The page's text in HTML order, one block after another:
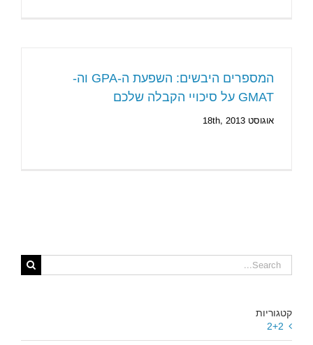
המספרים היבשים: השפעת ה-GPA וה-
GMAT על סיכויי הקבלה שלכם
אוגוסט 18th, 2013
Search
for:
קטגוריות
2+2